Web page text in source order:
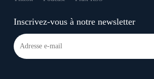
Inscrivez-vous à notre newsletter